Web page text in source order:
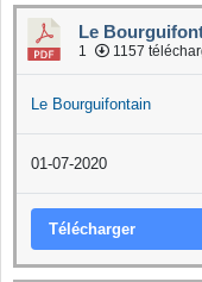
Le
1 1157
Le Bourguifontain
01-07-2020
Télécharger